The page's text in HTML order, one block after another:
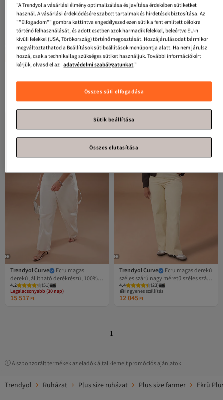
#1. legtöbbször megtekintett
Trendyol Curve
Wardrobe
egyenes szabású,
kényelmes/közepesen rugalmas
nagyméretű farmer TBBSS26CJ00015
4.5 (108)
Ingyenes szállítás
Trendyol Curve
nem nyúlós, nagy méretű, széles
szárú farmernadrág
TBBAW25CJ00001
4.3 (36)
Ingyenes szállítás
Legalacsonyabb (30 nap)
9 213
Trendyol Curve
Ecru magas
derekú, állítható derékrészű, 100%
pamut, nem nyúlós, bő szabású,
nagy méretű farmer
TBBAW25CJ00034
4.2 (51)
Legalacsonyabb (30 nap)
Ingyenes szállítás
Legalacsonyabb (30 nap)
15 517 Ft
Trendyol Curve
Ecru magas derekú
széles szárú nagy méretű széles szárú
farmer TBBAW26CJ00003
4.4 (23)
Ingyenes szállítás
12 045 Ft
1
A szponzorált termékek az eladók által kiemelt promóciós ajánlatok.
Trendyol Ruházat Plus size ruházat Plus size farmer Ekrü
"A Trendyol a vásárlási élmény optimalizálása és javítása érdekében sütiketket
használ. A vásárlási érdeklődésére szabott tartalmak és hirdetések biztosítása. Az
""Elfogadom"" gombra kattintva engedélyezed ezen sütik a fent említett célokra
történő felhasználását, és adott esetben azok harmadik felekkel, beleértve EU-n
kívüli felekkel (USA, Törökország) történő megosztását. Hozzájárulásodat bármikor
megváltoztathatod a Beállítások sütibeállítások menüpontja alatt. Ha nem járulsz
hozzá, csak a technikailag szükséges sütiket használjuk. További információkért
kérjük, olvasd el az adatvédelmi szabályzatunkat."
Összes süti elfogadása
Sütik beállítása
Összes elutasítása